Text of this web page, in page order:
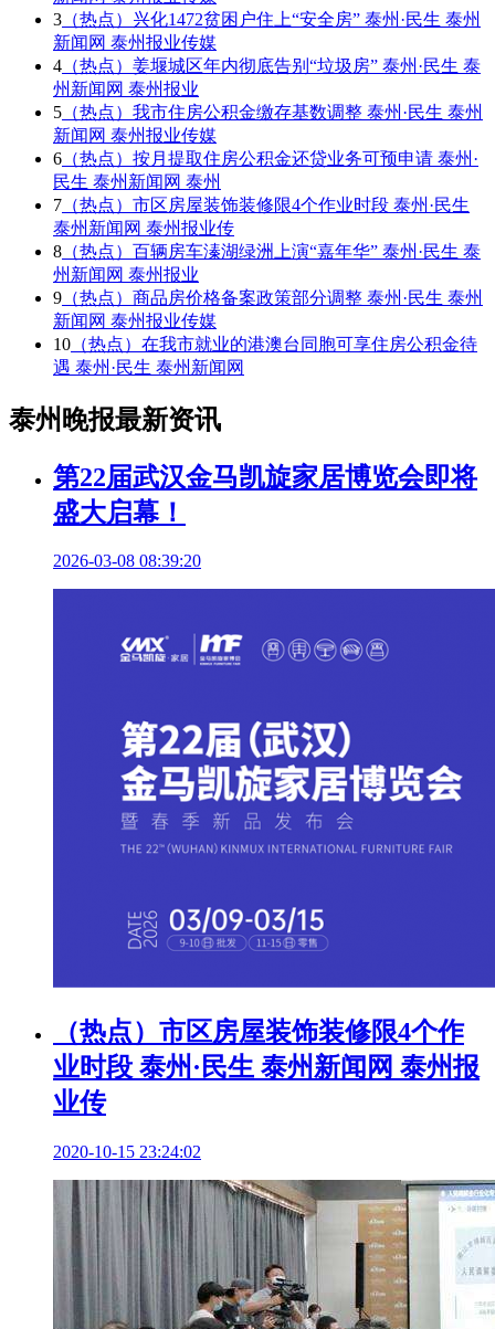
3 （热点）兴化1472贫困户住上“安全房” 泰州·民生 泰州
新闻网 泰州报业传媒
4 （热点）姜堰城区年内彻底告别“垃圾房” 泰州·民生 泰
州新闻网 泰州报业
5 （热点）我市住房公积金缴存基数调整 泰州·民生 泰州
新闻网 泰州报业传媒
6 （热点）按月提取住房公积金还贷业务可预申请 泰州·
民生 泰州新闻网 泰州
7 （热点）市区房屋装饰装修限4个作业时段 泰州·民生
泰州新闻网 泰州报业传
8 （热点）百辆房车溱湖绿洲上演“嘉年华” 泰州·民生 泰
州新闻网 泰州报业
9 （热点）商品房价格备案政策部分调整 泰州·民生 泰州
新闻网 泰州报业传媒
10 （热点）在我市就业的港澳台同胞可享住房公积金待
遇 泰州·民生 泰州新闻网
泰州晚报最新资讯
第22届武汉金马凯旋家居博览会即将
盛大启幕！
2026-03-08 08:39:20
（热点）市区房屋装饰装修限4个作
业时段 泰州·民生 泰州新闻网 泰州报
业传
2020-10-15 23:24:02